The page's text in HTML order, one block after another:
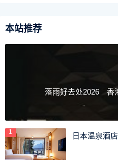
3、大小脸
大小脸就是注射完瘦脸针之
本站推荐
落雨好去处2026｜香
1 日本温泉酒